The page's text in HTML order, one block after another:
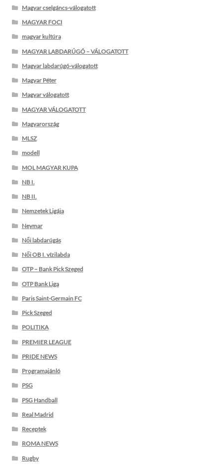
Magyar cselgáncs-válogatott
MAGYAR FOCI
magyar kultúra
MAGYAR LABDARÚGÓ – VÁLOGATOTT
Magyar labdarúgó-válogatott
Magyar Péter
Magyar válogatott
MAGYAR VÁLOGATOTT
Magyarország
MLSZ
modell
MOL MAGYAR KUPA
NB I.
NB II.
Nemzetek Ligája
Neymar
Női labdarúgás
Női OB I. vízilabda
OTP – Bank Pick Szeged
OTP Bank Liga
Paris Saint-Germain FC
Pick Szeged
POLITIKA
PREMIER LEAGUE
PRIDE NEWS
Programajánló
PSG
PSG Handball
Real Madrid
Receptek
ROMA NEWS
Rugby